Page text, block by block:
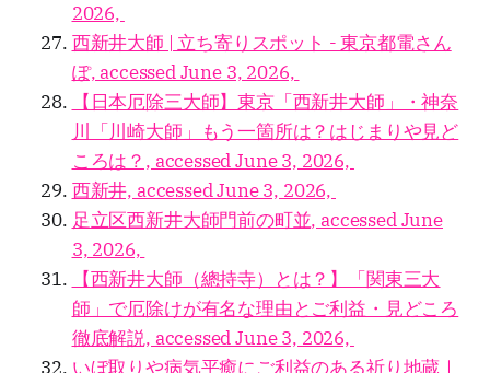
2026,
西新井大師 | 立ち寄りスポット - 東京都電さん
ぽ, accessed June 3, 2026,
【日本厄除三大師】東京「西新井大師」・神奈
川「川崎大師」もう一箇所は？はじまりや見ど
ころは？, accessed June 3, 2026,
西新井, accessed June 3, 2026,
足立区西新井大師門前の町並, accessed June
3, 2026,
【西新井大師（總持寺）とは？】「関東三大
師」で厄除けが有名な理由とご利益・見どころ
徹底解説, accessed June 3, 2026,
いぼ取りや病気平癒にご利益のある祈り地蔵｜